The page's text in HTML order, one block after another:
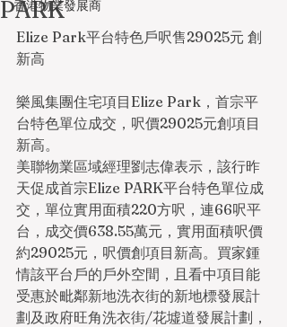
香港物業發展商
PARK
Elize Park平台特色戶呎售29025元 創
新高
樂風集團住宅項目Elize Park，首宗平
台特色單位成交，呎價29025元創項目
新高。
美聯物業區域經理劉志偉表示，該行昨
天促成首宗Elize PARK平台特色單位成
交，單位實用面積220方呎，連66呎平
台，成交價638.55萬元，實用面積呎價
約29025元，呎價創項目新高。買家鍾
情該平台戶的戶外空間，且看中項目能
受惠於毗鄰新地洗衣街的新地標發展計
劃及政府旺角洗衣街/花墟道發展計劃，